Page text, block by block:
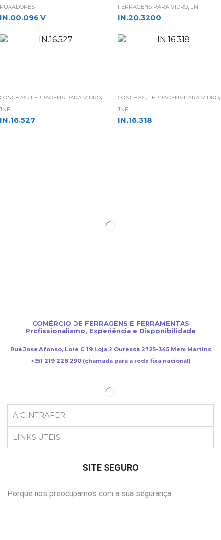
PUXADORES
IN.00.096 V
FERRAGENS PARA VIDRO, JNF
IN.20.3200
CONCHAS, FERRAGENS PARA VIDRO,
JNF
IN.16.527
CONCHAS, FERRAGENS PARA VIDRO,
JNF
IN.16.318
COMÉRCIO DE FERRAGENS E FERRAMENTAS
Profissionalismo, Experiência e Disponibilidade
Rua Jose Afonso, Lote C 19 Loja 2 Ouressa 2725-345 Mem Martins
+351 219 228 290 (chamada para a rede fixa nacional)
A CINTRAFER
LINKS ÚTEIS
SITE SEGURO
Porque nos preocupamos com a sua segurança